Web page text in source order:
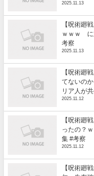
2025.11.13
【呪術廻
ｗｗｗ に
考察
2025.11.13
【呪術廻
てないの
リア人が
2025.11.12
【呪術廻
ったの？
集 #考察
2025.11.12
【呪術廻